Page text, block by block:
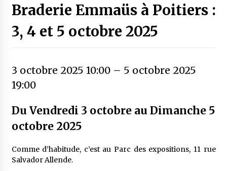
Braderie Emmaüs à Poitiers :
3, 4 et 5 octobre 2025
3 octobre 2025 10:00– 5 octobre 2025
19:00
Du Vendredi 3 octobre au Dimanche 5
octobre 2025
Comme d’habitude, c’est au Parc des expositions, 11 rue
Salvador Allende.